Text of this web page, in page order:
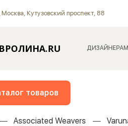
Москва, Кутузовский проспект, 88
ДИЗАЙНЕРАМ
товаров
Associated Weavers